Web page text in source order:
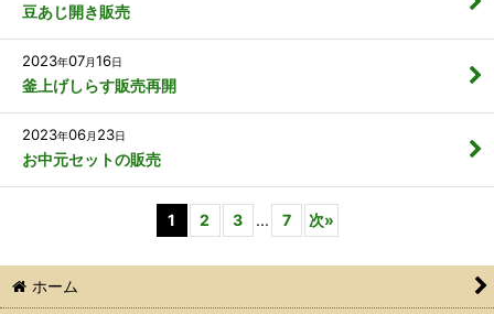
豆あじ開き販売
2023年07月16日
釜上げしらす販売再開
2023年06月 23日
お中元セットの販売
1 2 3 ... 7 次»
ホーム